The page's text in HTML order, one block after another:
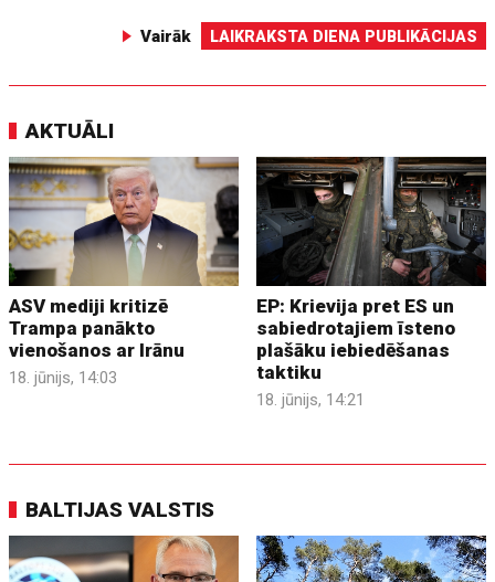
Vairāk LAIKRAKSTA DIENA PUBLIKĀCIJAS
AKTUĀLI
ASV mediji kritizē
Trampa panākto
vienošanos ar Irānu
18. jūnijs, 14:03
EP: Krievija pret ES un
sabiedrotajiem īsteno
plašāku iebiedēšanas
taktiku
18. jūnijs, 14:21
BALTIJAS VALSTIS